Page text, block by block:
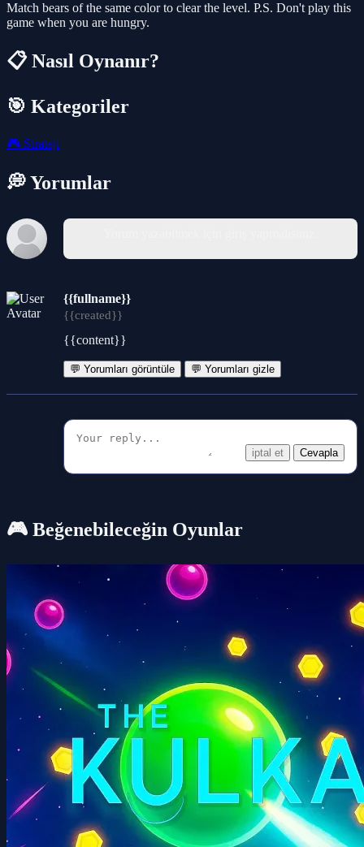
Match bears of the same color to clear the level. P.S. Don't play this
game when you are hungry.
📋 Nasıl Oynanır?
🎯 Kategoriler
🎮 Strateji
💭 Yorumlar
{{fullname}}
{{created}}
{{content}}
💬 Yorumları görüntüle 💬 Yorumları gizle
iptal et Cevapla
🎮 Beğenebileceğin Oyunlar